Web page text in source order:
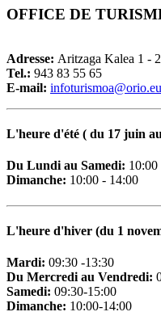
OFFICE DE
Adresse: Aritzaga Kalea 1 -
Tel.: 943 83 55 65
E-mail: i
L'heure d'été ( du 17 juin
Du Lundi au Samedi: 10:00
Dimanche: 10:00 - 14:00
L'heure d'hiver (du 1
Mardi: 09:30 -13:30
Du Mercredi au Vendredi:
Samedi: 09:30-15:00
Dimanche: 10:00-14:00